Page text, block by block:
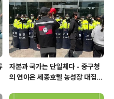
부터가 지금은
인 곳이다. 지금
..
자본과 국가는 단일체다 - 중구청
의 연이은 세종호텔 농성장 대집행